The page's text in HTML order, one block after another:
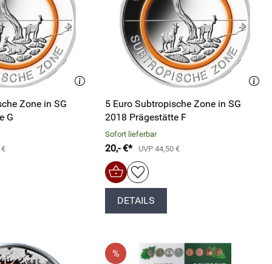
Zone in SG
G
€
5 Euro Subtropische Zone in SG
2018 Prägestätte F
Sofort lieferbar
20,- €* UVP 44,50 €
DETAILS